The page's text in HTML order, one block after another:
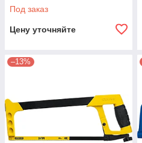
Под заказ
Цену уточняйте
–13%